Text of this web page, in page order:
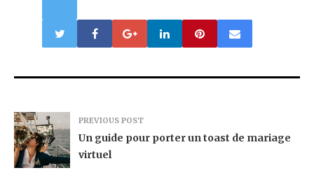
PREVIOUS POST
Un guide pour porter un toast de mariage
virtuel